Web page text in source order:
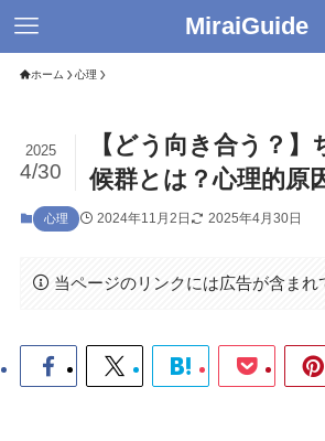
MiraiGuide
ホーム 心理
【どう向き合う？
候群とは？心理的原
2025
4/30
心理 2024年11月2日 2025年4月30日
当ページのリンクには広告が含まれ